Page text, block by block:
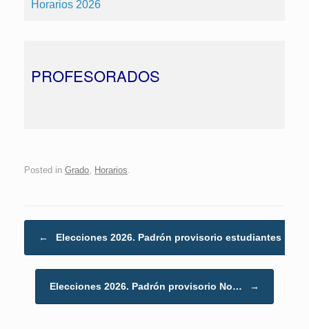
Horarios 2026
PROFESORADOS
Posted in Grado Horarios
← Elecciones 2026. Padrón provisorio estudiantes
Elecciones 2026. Padrón provisorio No… →